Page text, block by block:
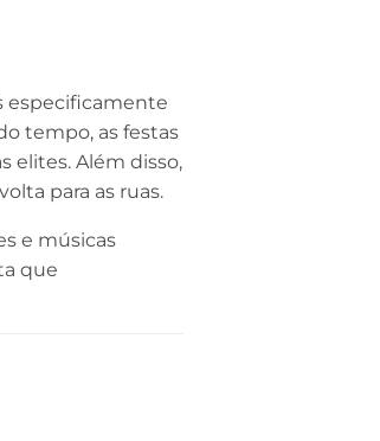
especificamente
tempo, as festas
elites. Além disso,
para as ruas.
e músicas
que